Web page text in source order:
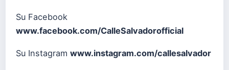
Su Facebook
www.facebook.com/CalleSalvadorofficial
Su Instagram www.instagram.com/callesalvador